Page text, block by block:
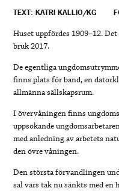
TEXT: KATRI KALLIO/KG
Huset uppfördes 1909–12.
bruk 2017.
De egentliga
finns plats för band, en
allmänna sällskapsrum.
I övervåningen finns
uppsökande
med anledning av arbetets
den övre våningen.
Den största förvandlingen
sal vars tak nu sänkts med